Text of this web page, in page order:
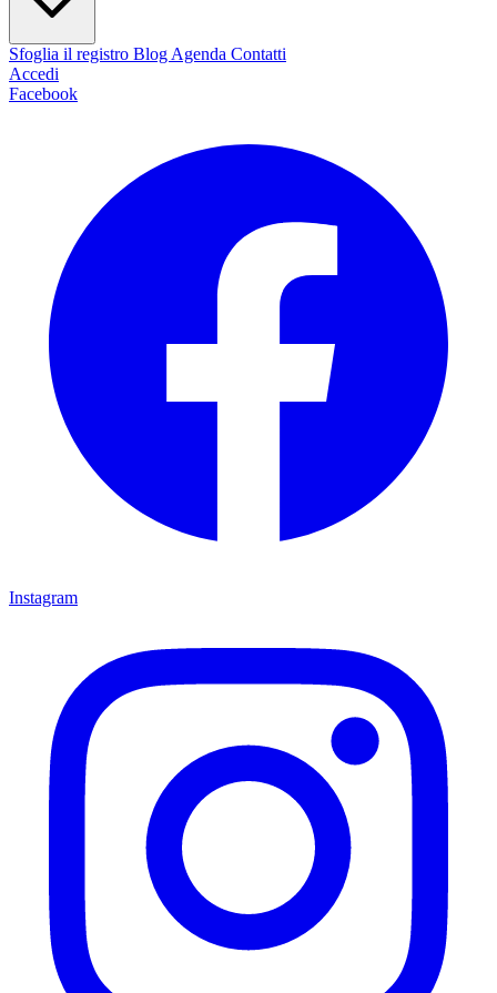
Sfoglia il registro Blog Agenda Contatti
Accedi
Facebook
Instagram